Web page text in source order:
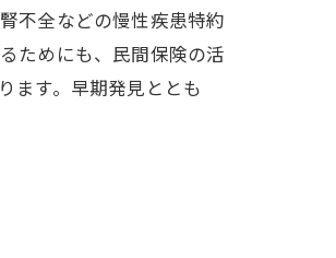
不全などの慢性疾患特約
ためにも、民間保険の活
ます。早期発見ととも